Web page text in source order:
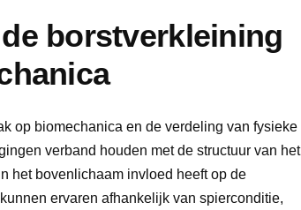
borstverkleining
op biomechanica en de verdeling van fysieke
verband houden met de structuur van het
het bovenlichaam invloed heeft op de
ervaren afhankelijk van spierconditie,